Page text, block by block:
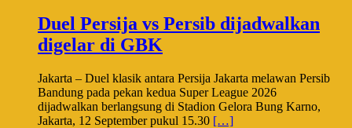
Duel Persija vs Persib dijadwalkan
digelar di GBK
Jakarta – Duel klasik antara Persija Jakarta melawan Persib
Bandung pada pekan kedua Super League 2026
dijadwalkan berlangsung di Stadion Gelora Bung Karno,
Jakarta, 12 September pukul 15.30 […]